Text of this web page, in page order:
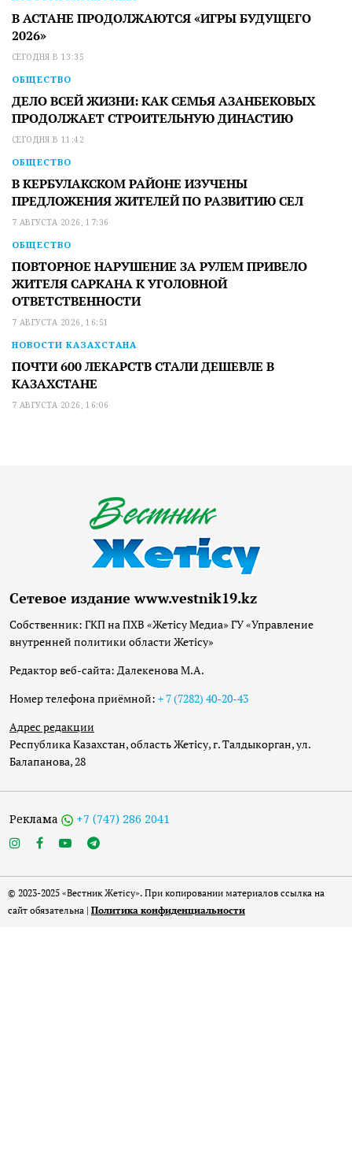
В АСТАНЕ ПРОДОЛЖАЮТСЯ «ИГРЫ БУДУЩЕГО
2026»
СЕГОДНЯ В 13:35
ОБЩЕСТВО
ДЕЛО ВСЕЙ ЖИЗНИ: КАК СЕМЬЯ АЗАНБЕКОВЫХ
ПРОДОЛЖАЕТ СТРОИТЕЛЬНУЮ ДИНАСТИЮ
СЕГОДНЯ В 11:42
ОБЩЕСТВО
В КЕРБУЛАКСКОМ РАЙОНЕ ИЗУЧЕНЫ
ПРЕДЛОЖЕНИЯ ЖИТЕЛЕЙ ПО РАЗВИТИЮ СЕЛ
7 АВГУСТА 2026, 17:36
ОБЩЕСТВО
ПОВТОРНОЕ НАРУШЕНИЕ ЗА РУЛЕМ ПРИВЕЛО
ЖИТЕЛЯ САРКАНА К УГОЛОВНОЙ
ОТВЕТСТВЕННОСТИ
7 АВГУСТА 2026, 16:51
НОВОСТИ КАЗАХСТАНА
ПОЧТИ 600 ЛЕКАРСТВ СТАЛИ ДЕШЕВЛЕ В
КАЗАХСТАНЕ
7 АВГУСТА 2026, 16:06
Сетевое издание www.vestnik19.kz
Собственник: ГКП на ПХВ «Жетісу Медиа» ГУ «Управление
внутренней политики области Жетісу»
Редактор веб-сайта: Далекенова М.А.
Номер телефона приёмной: + 7 (7282) 40-20-43
Адрес редакции
Республика Казахстан, область Жетісу, г. Талдыкорган, ул.
Балапанова, 28
Реклама +7 (747) 286 2041
© 2023-2025 «Вестник Жетісу». При копировании материалов ссылка на
сайт обязательна | Политика конфиденциальности